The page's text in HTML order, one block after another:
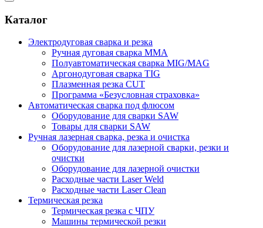
Каталог
Электродуговая сварка и резка
Ручная дуговая сварка MMA
Полуавтоматическая сварка MIG/MAG
Аргонодуговая сварка TIG
Плазменная резка CUT
Программа «Безусловная страховка»
Автоматическая сварка под флюсом
Оборудование для сварки SAW
Товары для сварки SAW
Ручная лазерная сварка, резка и очистка
Оборудование для лазерной сварки, резки и
очистки
Оборудование для лазерной очистки
Расходные части Laser Weld
Расходные части Laser Clean
Термическая резка
Термическая резка с ЧПУ
Машины термической резки